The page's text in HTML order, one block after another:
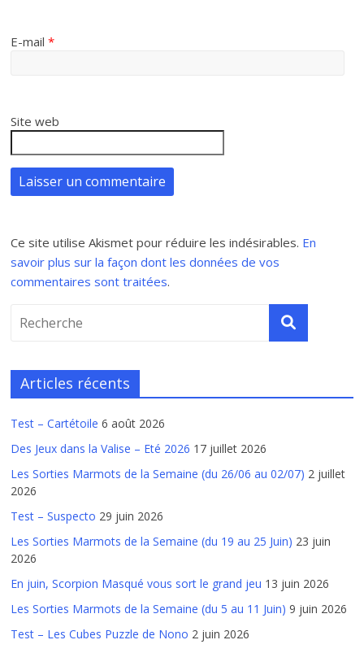
E-mail*
Site web
Ce site utilise Akismet pour réduire les indésirables. En
savoir plus sur la façon dont les données de vos
commentaires sont traitées.
Articles récents
Test – Cartétoile 6 août 2026
Des Jeux dans la Valise – Eté 2026 17 juillet 2026
Les Sorties Marmots de la Semaine (du 26/06 au 02/07) 2 juillet
2026
Test – Suspecto 29 juin 2026
Les Sorties Marmots de la Semaine (du 19 au 25 Juin) 23 juin
2026
En juin, Scorpion Masqué vous sort le grand jeu 13 juin 2026
Les Sorties Marmots de la Semaine (du 5 au 11 Juin) 9 juin 2026
Test – Les Cubes Puzzle de Nono 2 juin 2026